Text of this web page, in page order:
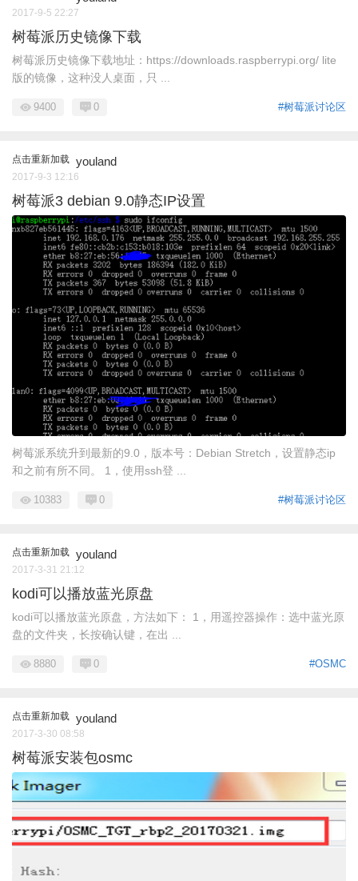
2017-9-5 22:27
树莓派历史镜像下载
树莓派历史镜像下载地址：https://downloads.raspberrypi.org/ lite
版的镜像，这种没人桌面，只 ...
#树莓派讨论区
9400 0
点击重新加载 youland
2017-9-3 12:16
树莓派3 debian 9.0静态IP设置
树莓派系统升到最新的9.0，版本号：Debian Stretch，设置静态ip
和之前有所不同。 1，使用ssh登 ...
#树莓派讨论区
10383 0
点击重新加载 youland
2017-3-31 21:12
kodi可以播放蓝光原盘
kodi可以播放蓝光原盘，方法如下： 1，用遥控器操作：选中蓝光原
盘的文件夹，长按确认键，在出 ...
#OSMC
8880 0
点击重新加载 youland
2017-3-30 08:58
树莓派安装包osmc